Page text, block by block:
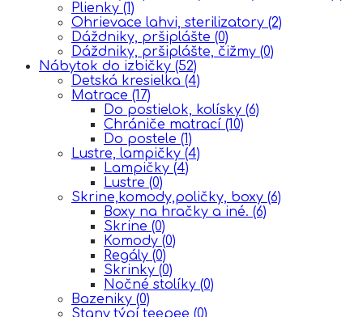
Plienky (1)
Ohrievace lahvi, sterilizatory (2)
Dáždniky, pršiplášte (0)
Dáždniky, pršiplášte, čižmy (0)
Nábytok do izbičky (52)
Detská kresielka (4)
Matrace (17)
Do postielok, kolísky (6)
Chrániče matrací (10)
Do postele (1)
Lustre, lampičky (4)
Lampičky (4)
Lustre (0)
Skrine,komody,poličky, boxy (6)
Boxy na hračky a iné. (6)
Skrine (0)
Komody (0)
Regály (0)
Skrinky (0)
Nočné stolíky (0)
Bazeniky (0)
Stany,týpí,teepee (0)